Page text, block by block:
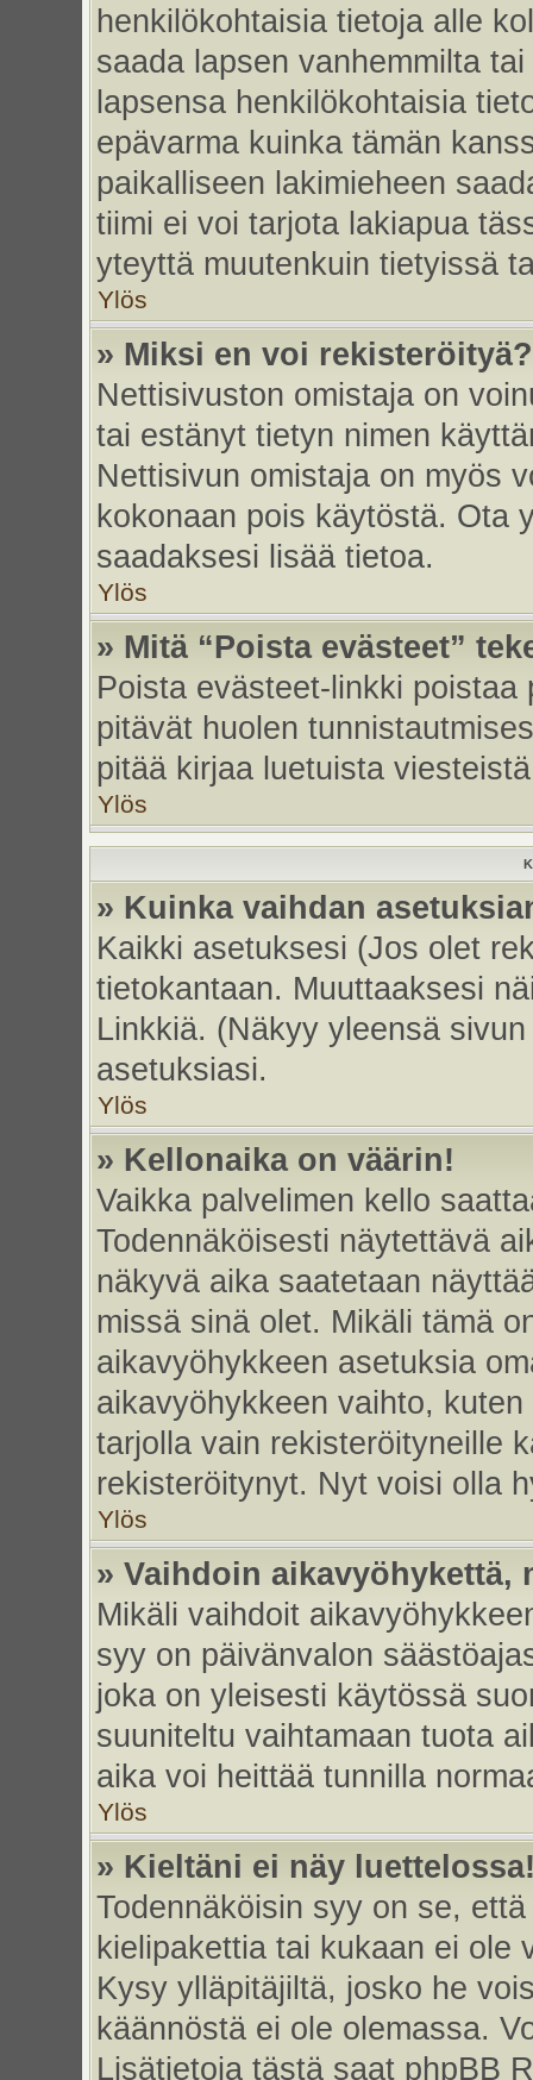
henkilökohtaisia tietoja alle
saada lapsen vanhemmilta
lapsensa henkilökohtaisia
epävarma kuinka tämän
paikalliseen lakimieheen
tiimi ei voi tarjota lakiapua
yteyttä muutenkuin tietyissä
Ylös
» Miksi en voi rekisteröityä?
Nettisivuston omistaja on
tai estänyt tietyn nimen
Nettisivun omistaja on myös
kokonaan pois käytöstä. Ota
saadaksesi lisää tietoa.
Ylös
» Mitä “Poista evästeet”
Poista evästeet-linkki
pitävät huolen
pitää kirjaa luetuista
Ylös
» Kuinka vaihdan
Kaikki asetuksesi (Jos olet
tietokantaan. Muuttaaksesi
Linkkiä. (Näkyy yleensä
asetuksiasi.
Ylös
» Kellonaika on väärin!
Vaikka palvelimen kello
Todennäköisesti näytettävä
näkyvä aika saatetaan
missä sinä olet. Mikäli tämä
aikavyöhykkeen asetuksia
aikavyöhykkeen vaihto,
tarjolla vain rekisteröityneille
rekisteröitynyt. Nyt voisi olla
Ylös
» Vaihdoin
Mikäli vaihdoit
syy on päivänvalon
joka on yleisesti käytössä
suuniteltu vaihtamaan tuota
aika voi heittää tunnilla
Ylös
» Kieltäni ei näy
Todennäköisin syy on se,
kielipakettia tai kukaan ei ole
Kysy ylläpitäjiltä, josko he
käännöstä ei ole olemassa.
Lisätietoja tästä saat phpBB